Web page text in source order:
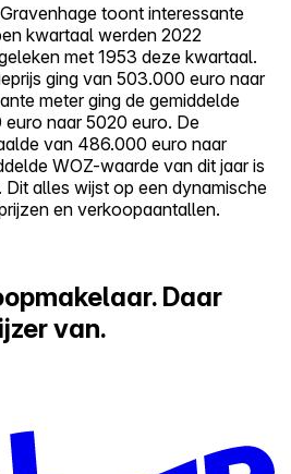
toont interessante
kwartaal werden 2022
met 1953 deze kwartaal.
ging van 503.000 euro naar
meter ging de gemiddelde
naar 5020 euro. De
van 486.000 euro naar
WOZ-waarde van dit jaar is
alles wijst op een dynamische
en verkoopaantallen.
Daar
van.